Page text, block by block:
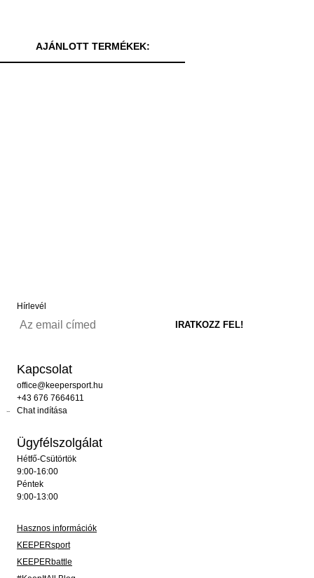
AJÁNLOTT TERMÉKEK:
Hírlevél
Kapcsolat
office@keepersport.hu
+43 676 7664611
Chat indítása
Ügyfélszolgálat
Hétfő-Csütörtök
9:00-16:00
Péntek
9:00-13:00
Hasznos információk
KEEPERsport
KEEPERbattle